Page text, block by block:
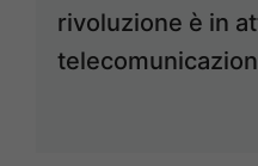
rivoluzione è in